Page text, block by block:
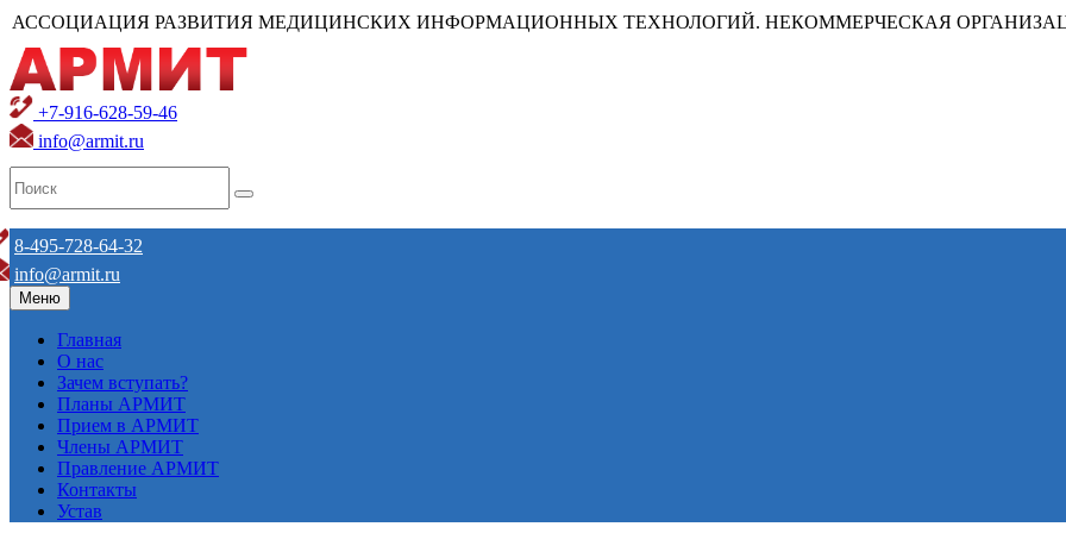
АССОЦИАЦИЯ РАЗВИТИЯ МЕДИЦИНСКИХ ИНФОРМАЦИОННЫХ ТЕХНОЛОГИЙ. НЕКОММЕРЧЕСКАЯ
+7-916-628-59-46
info@armit.ru
8-495-728-64-32
info@armit.ru
Меню
Главная
О нас
Зачем вступать?
Планы АРМИТ
Прием в АРМИТ
Члены АРМИТ
Правление АРМИТ
Контакты
Устав